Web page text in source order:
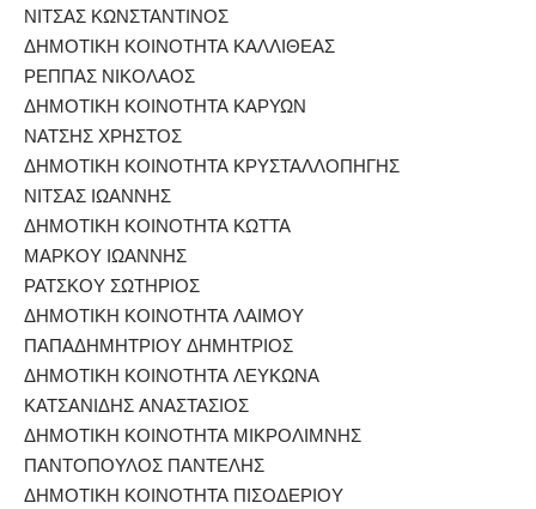
ΝΙΤΣΑΣ ΚΩΝΣΤΑΝΤΙΝΟΣ
ΔΗΜΟΤΙΚΗ ΚΟΙΝΟΤΗΤΑ ΚΑΛΛΙΘΕΑΣ
ΡΕΠΠΑΣ ΝΙΚΟΛΑΟΣ
ΔΗΜΟΤΙΚΗ ΚΟΙΝΟΤΗΤΑ ΚΑΡΥΩΝ
ΝΑΤΣΗΣ ΧΡΗΣΤΟΣ
ΔΗΜΟΤΙΚΗ ΚΟΙΝΟΤΗΤΑ ΚΡΥΣΤΑΛΛΟΠΗΓΗΣ
ΝΙΤΣΑΣ ΙΩΑΝΝΗΣ
ΔΗΜΟΤΙΚΗ ΚΟΙΝΟΤΗΤΑ ΚΩΤΤΑ
ΜΑΡΚΟΥ ΙΩΑΝΝΗΣ
ΡΑΤΣΚΟΥ ΣΩΤΗΡΙΟΣ
ΔΗΜΟΤΙΚΗ ΚΟΙΝΟΤΗΤΑ ΛΑΙΜΟΥ
ΠΑΠΑΔΗΜΗΤΡΙΟΥ ΔΗΜΗΤΡΙΟΣ
ΔΗΜΟΤΙΚΗ ΚΟΙΝΟΤΗΤΑ ΛΕΥΚΩΝΑ
ΚΑΤΣΑΝΙΔΗΣ ΑΝΑΣΤΑΣΙΟΣ
ΔΗΜΟΤΙΚΗ ΚΟΙΝΟΤΗΤΑ ΜΙΚΡΟΛΙΜΝΗΣ
ΠΑΝΤΟΠΟΥΛΟΣ ΠΑΝΤΕΛΗΣ
ΔΗΜΟΤΙΚΗ ΚΟΙΝΟΤΗΤΑ ΠΙΣΟΔΕΡΙΟΥ